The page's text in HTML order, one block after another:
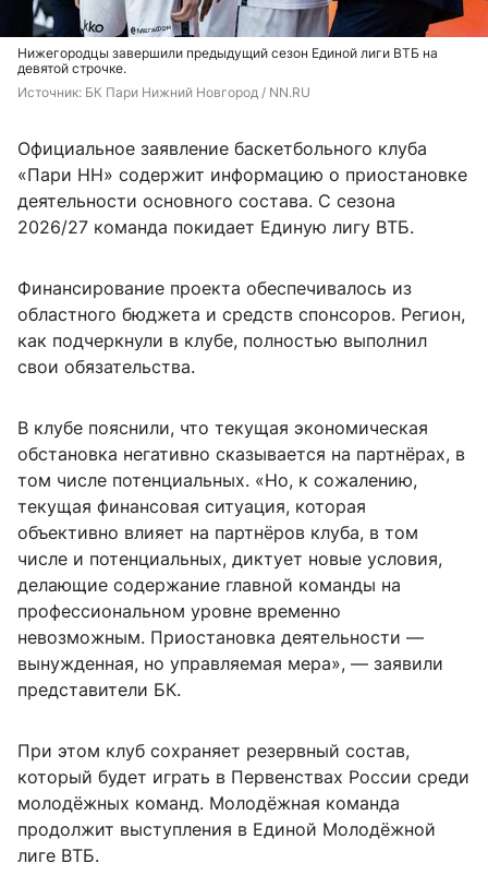
Нижегородцы завершили предыдущий сезон Единой лиги ВТБ на
девятой строчке.
Источник: БК Пари Нижний Новгород / NN.RU
Официальное заявление баскетбольного клуба
«Пари НН» содержит информацию о приостановке
деятельности основного состава. С сезона
2026/27 команда покидает Единую лигу ВТБ.
Финансирование проекта обеспечивалось из
областного бюджета и средств спонсоров. Регион,
как подчеркнули в клубе, полностью выполнил
свои обязательства.
В клубе пояснили, что текущая экономическая
обстановка негативно сказывается на партнёрах, в
том числе потенциальных. «Но, к сожалению,
текущая финансовая ситуация, которая
объективно влияет на партнёров клуба, в том
числе и потенциальных, диктует новые условия,
делающие содержание главной команды на
профессиональном уровне временно
невозможным. Приостановка деятельности —
вынужденная, но управляемая мера», — заявили
представители БК.
При этом клуб сохраняет резервный состав,
который будет играть в Первенствах России среди
молодёжных команд. Молодёжная команда
продолжит выступления в Единой Молодёжной
лиге ВТБ.